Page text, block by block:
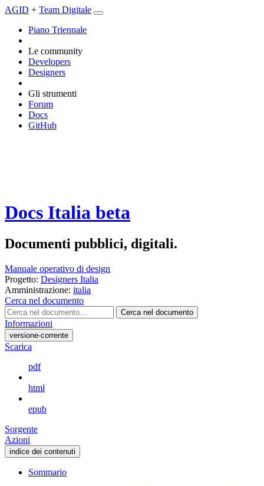
AGID + Team Digitale
Piano Triennale
Le community
Developers
Designers
Gli strumenti
Forum
Docs
GitHub
Docs Italia beta
Documenti pubblici, digitali.
Manuale operativo di design
Progetto: Designers Italia
Amministrazione: italia
Cerca nel documento
Cerca nel documento
Informazioni
versione-corrente
Scarica
pdf
html
epub
Sorgente
Azioni
indice dei contenuti
Sommario